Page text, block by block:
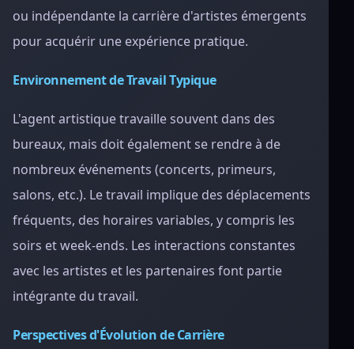
ou indépendante la carrière d'artistes émergents
pour acquérir une expérience pratique.
Environnement de Travail Typique
L'agent artistique travaille souvent dans des
bureaux, mais doit également se rendre à de
nombreux événements (concerts, primeurs,
salons, etc.). Le travail implique des déplacements
fréquents, des horaires variables, y compris les
soirs et week-ends. Les interactions constantes
avec les artistes et les partenaires font partie
intégrante du travail.
Perspectives d'Évolution de Carrière